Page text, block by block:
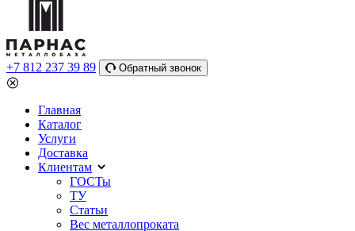
+7 812 237 39 89 Обратный звонок
Главная
Каталог
Услуги
Доставка
Клиентам
ГОСТы
ТУ
Статьи
Вес металлопроката